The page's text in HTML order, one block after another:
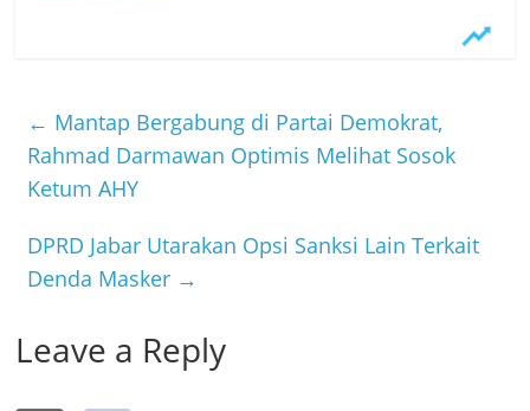
b
o
o
k
← Mantap Bergabung di Partai Demokrat,
Rahmad Darmawan Optimis Melihat Sosok
Ketum AHY
DPRD Jabar Utarakan Opsi Sanksi Lain Terkait
Denda Masker →
Leave a Reply